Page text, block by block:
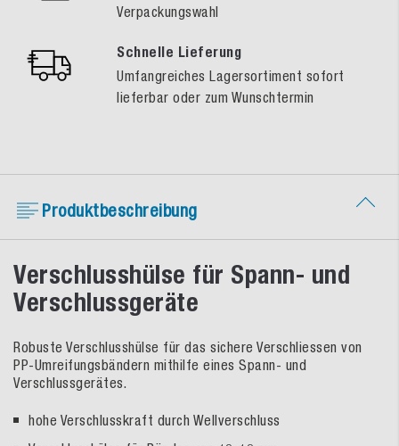
Verpackungswahl
Schnelle Lieferung
Umfangreiches Lagersortiment sofort
lieferbar oder zum Wunschtermin
Produktbeschreibung
Verschlusshülse für Spann- und
Verschlussgeräte
Robuste Verschlusshülse für das sichere Verschliessen von
PP-Umreifungsbändern mithilfe eines Spann- und
Verschlussgerätes.
hohe Verschlusskraft durch Wellverschluss